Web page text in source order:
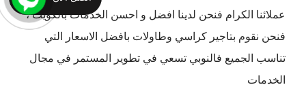
عملائنا الكرام فنحن لدينا افضل و احسن الخدمات بالكويت ،
فنحن نقوم بتاجير كراسي وطاولات بافضل الاسعار التي
تناسب الجميع فالنوبي تسعي في تطوير المستمر في مجال
الخدمات